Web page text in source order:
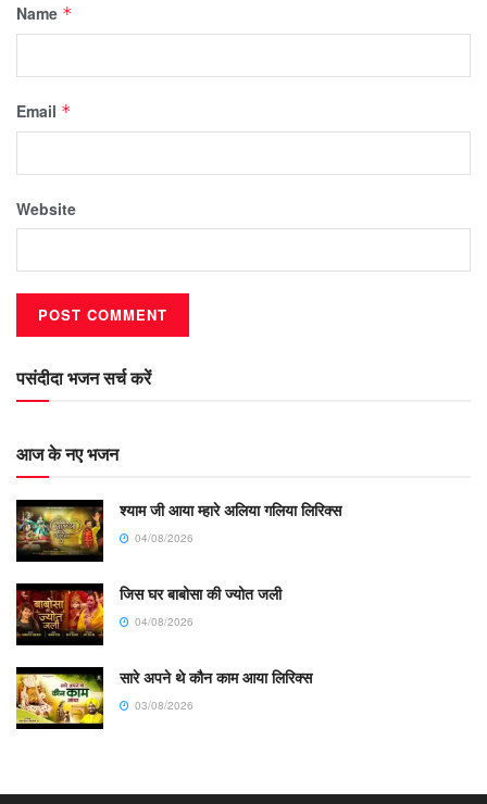
Name *
Email *
Website
पसंदीदा भजन सर्च करें
आज के नए भजन
श्याम जी आया म्हारे अलिया गलिया लिरिक्स
04/08/2026
जिस घर बाबोसा की ज्योत जली
04/08/2026
सारे अपने थे कौन काम आया लिरिक्स
03/08/2026